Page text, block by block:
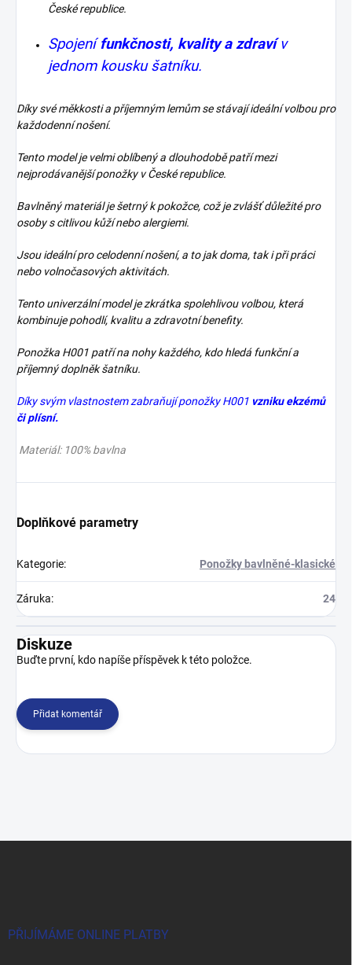
České republice.
Spojenífunkčnosti, kvality a zdravív
jednom kousku šatníku.
Díky své měkkosti a příjemným lemům se stávají ideální volbou pro
každodenní nošení.
Tento model je velmi oblíbený a dlouhodobě patří mezi
nejprodávanější ponožky v České republice.
Bavlněný materiál je šetrný k pokožce, což je zvlášť důležité pro
osoby s citlivou kůží nebo alergiemi.
Jsou ideální pro celodenní nošení, a to jak doma, tak i při práci
nebo volnočasových aktivitách.
Tento univerzální model je zkrátka spolehlivou volbou, která
kombinuje pohodlí, kvalitu a zdravotní benefity.
Ponožka H001 patří na nohy každého, kdo hledá funkční a
příjemný doplněk šatníku.
Díky svým vlastnostem zabraňují ponožky H001 vzniku ekzémů
či plísní.
Materiál: 100% bavlna
Doplňkové parametry
Kategorie: Ponožky bavlněné-klasické
Záruka: 24
Diskuze
Buďte první, kdo napíše příspěvek k této položce.
Přidat komentář
PŘIJÍMÁME ONLINE PLATBY